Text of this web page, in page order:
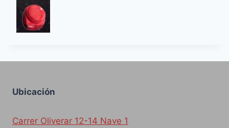
Ubicación
Carrer Oliverar 12-14 Nave 1